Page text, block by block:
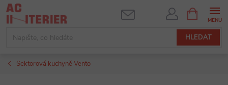
Přejít
na
HLEDAT
NÁKUPNÍ
KOŠÍK
Sektorová kuchyně Vento